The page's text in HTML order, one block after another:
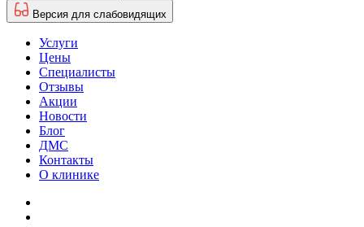
Версия для слабовидящих
Услуги
Цены
Специалисты
Отзывы
Акции
Новости
Блог
ДМС
Контакты
О клинике